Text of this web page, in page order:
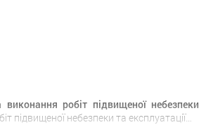
робіт підвищеної небезпеки
підвищеної небезпеки та експлуатації…